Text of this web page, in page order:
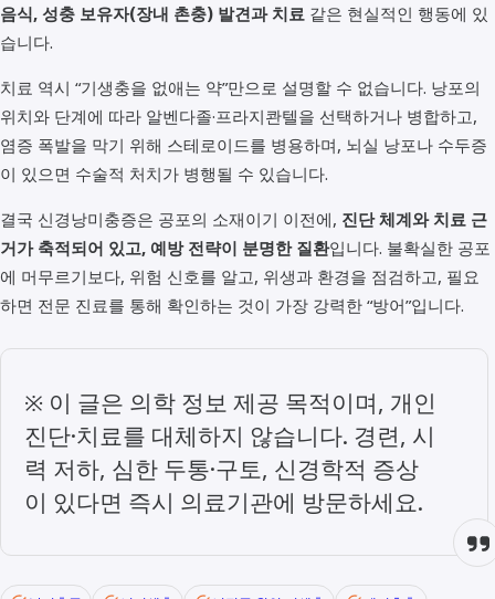
음식, 성충 보유자(장내 촌충) 발견과 치료 같은 현실적인 행동에 있
습니다.
치료 역시 “기생충을 없애는 약”만으로 설명할 수 없습니다. 낭포의
위치와 단계에 따라 알벤다졸·프라지콴텔을 선택하거나 병합하고,
염증 폭발을 막기 위해 스테로이드를 병용하며, 뇌실 낭포나 수두증
이 있으면 수술적 처치가 병행될 수 있습니다.
결국 신경낭미충증은 공포의 소재이기 이전에, 진단 체계와 치료 근
거가 축적되어 있고, 예방 전략이 분명한 질환입니다. 불확실한 공포
에 머무르기보다, 위험 신호를 알고, 위생과 환경을 점검하고, 필요
하면 전문 진료를 통해 확인하는 것이 가장 강력한 “방어”입니다.
※ 이 글은 의학 정보 제공 목적이며, 개인
진단·치료를 대체하지 않습니다. 경련, 시
력 저하, 심한 두통·구토, 신경학적 증상
이 있다면 즉시 의료기관에 방문하세요.